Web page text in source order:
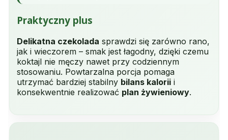
Praktyczny plus
Delikatna czekolada sprawdzi się zarówno rano,
jak i wieczorem – smak jest łagodny, dzięki czemu
koktajl nie męczy nawet przy codziennym
stosowaniu. Powtarzalna porcja pomaga
utrzymać bardziej stabilny bilans kalorii i
konsekwentnie realizować plan żywieniowy.